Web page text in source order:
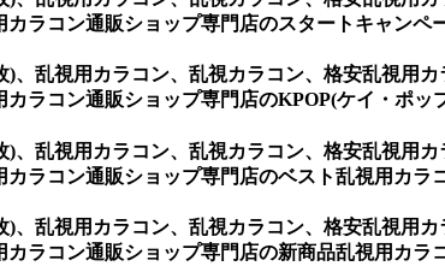
ラコン通販ショップ専門店のスタートキャンペ
)、乱視用カラコン、乱視カラコン、格安乱視用
ラコン通販ショップ専門店のKPOP(ケイ・ポッ
)、乱視用カラコン、乱視カラコン、格安乱視用
ラコン通販ショップ専門店のベスト乱視用カラ
)、乱視用カラコン、乱視カラコン、格安乱視用
ラコン通販ショップ専門店の新商品乱視用カラ